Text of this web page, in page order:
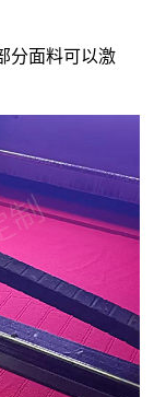
分面料可以激